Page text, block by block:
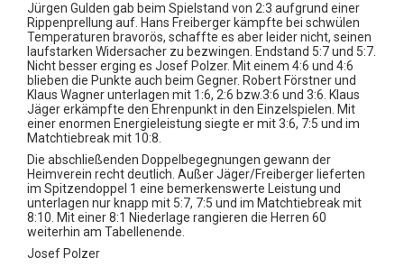
Jürgen Gulden gab beim Spielstand von 2:3 aufgrund einer
Rippenprellung auf. Hans Freiberger kämpfte bei schwülen
Temperaturen bravorös, schaffte es aber leider nicht, seinen
laufstarken Widersacher zu bezwingen. Endstand 5:7 und 5:7.
Nicht besser erging es Josef Polzer. Mit einem 4:6 und 4:6
blieben die Punkte auch beim Gegner. Robert Förstner und
Klaus Wagner unterlagen mit 1:6, 2:6 bzw.3:6 und 3:6. Klaus
Jäger erkämpfte den Ehrenpunkt in den Einzelspielen. Mit
einer enormen Energieleistung siegte er mit 3:6, 7:5 und im
Matchtiebreak mit 10:8.
Die abschließenden Doppelbegegnungen gewann der
Heimverein recht deutlich. Außer Jäger/Freiberger lieferten
im Spitzendoppel 1 eine bemerkenswerte Leistung und
unterlagen nur knapp mit 5:7, 7:5 und im Matchtiebreak mit
8:10. Mit einer 8:1 Niederlage rangieren die Herren 60
weiterhin am Tabellenende.
Josef Polzer